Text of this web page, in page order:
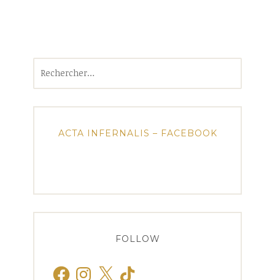
ACTA INFERNALIS – FACEBOOK
FOLLOW
FacebookInstagram
X TikTok